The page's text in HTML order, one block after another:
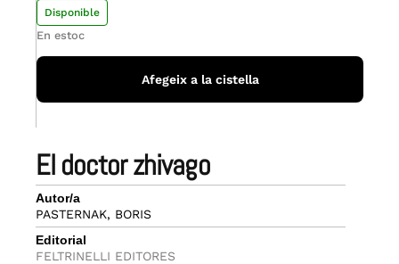
el doctor zhivago
Autor/a
PASTERNAK, BORIS
Editorial
FELTRINELLI EDITORES
Disponible
En estoc
Afegeix a la cistella